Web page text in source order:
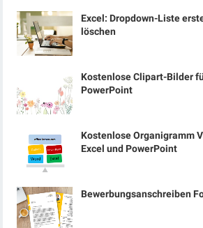
Excel: Dropdown-Liste
löschen
Kostenlose Clipart-Bilder
PowerPoint
Kostenlose Organigramm
Excel und PowerPoint
Bewerbungsanschreiben